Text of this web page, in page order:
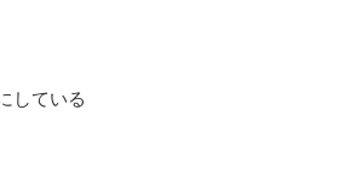
している